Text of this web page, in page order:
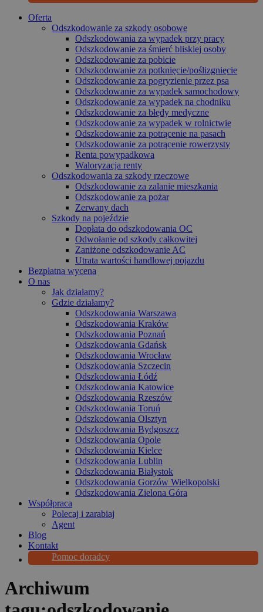
Oferta
Odszkodowanie za szkody osobowe
Odszkodowania za wypadek przy pracy
Odszkodowanie za śmierć bliskiej osoby
Odszkodowanie za pobicie
Odszkodowanie za potknięcie/poślizgnięcie
Odszkodowanie za pogryzienie przez psa
Odszkodowanie za wypadek samochodowy
Odszkodowanie za wypadek na chodniku
Odszkodowanie za błędy medyczne
Odszkodowanie za wypadek w rolnictwie
Odszkodowanie za potrącenie na pasach
Odszkodowanie za potrącenie rowerzysty
Renta powypadkowa
Waloryzacja renty
Odszkodowania za szkody rzeczowe
Odszkodowanie za zalanie mieszkania
Odszkodowanie za pożar
Zerwany dach
Szkody na pojeździe
Dopłata do odszkodowania OC
Odwołanie od szkody całkowitej
Zaniżone odszkodowanie AC
Utrata wartości handlowej pojazdu
Bezpłatna wycena
O nas
Jak działamy?
Gdzie działamy?
Odszkodowania Warszawa
Odszkodowania Kraków
Odszkodowania Poznań
Odszkodowania Gdańsk
Odszkodowania Wrocław
Odszkodowania Szczecin
Odszkodowania Łódź
Odszkodowania Katowice
Odszkodowania Rzeszów
Odszkodowania Toruń
Odszkodowania Olsztyn
Odszkodowania Bydgoszcz
Odszkodowania Opole
Odszkodowania Kielce
Odszkodowania Lublin
Odszkodowania Białystok
Odszkodowania Gorzów Wielkopolski
Odszkodowania Zielona Góra
Współpraca
Polecaj i zarabiaj
Agent
Blog
Kontakt
Pomoc doradcy
Archiwum